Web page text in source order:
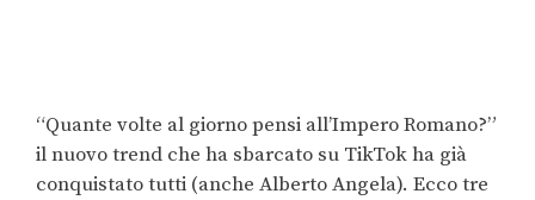
“Quante volte al giorno pensi all’Impero Romano?”
il nuovo trend che ha sbarcato su TikTok ha già
conquistato tutti (anche Alberto Angela). Ecco tre